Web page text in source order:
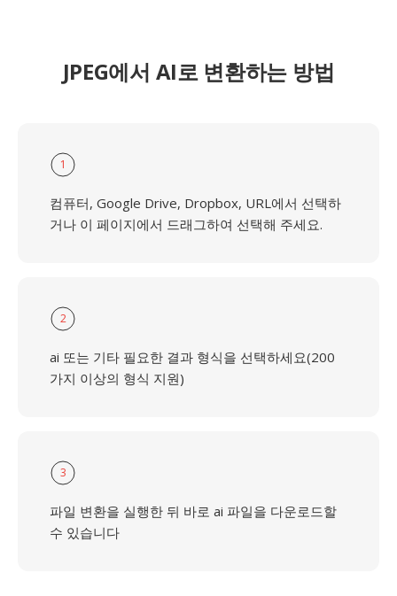
JPEG에서 AI로 변환하는 방법
1
컴퓨터, Google Drive, Dropbox, URL에서 선택하
거나 이 페이지에서 드래그하여 선택해 주세요.
2
ai 또는 기타 필요한 결과 형식을 선택하세요(200
가지 이상의 형식 지원)
3
파일 변환을 실행한 뒤 바로 ai 파일을 다운로드할
수 있습니다